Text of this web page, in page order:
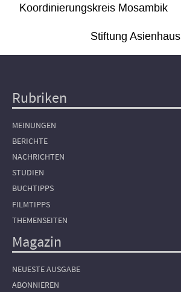
Koordinierungskreis Mosambik
Stiftung Asienhaus
Hauptnavigation
Rubriken
MEINUNGEN
BERICHTE
NACHRICHTEN
STUDIEN
BUCHTIPPS
FILMTIPPS
THEMENSEITEN
Magazin
NEUESTE AUSGABE
ABONNIEREN